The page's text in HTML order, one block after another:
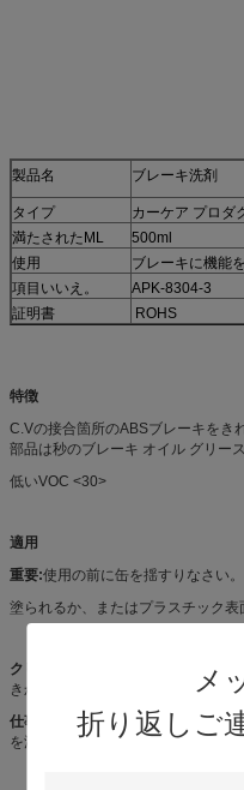
メ
折り返しご
製品名 ブレーキ洗剤
タイプ
カーケア プロダ
満たされたML
500ml
使用
ブレーキに機能
項目いいえ。
APK-8304-3
証明書
ROHS
特徴
C.Vの接合箇所のABSブレーキをき
部品は秒のブレーキ オイル グリー
低いVOC <30>
適用
重要:使用の前に缶を揺すりなさい。
塗られるか、またはプラスチック表
クリーニング:
車輪を取除き、上の
きかける、ブレーキからの缶
仕事台の使用:すべての部品に寛大
を洗浄することを洗剤を許可して汚